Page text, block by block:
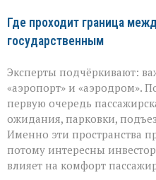
Где проходит граница
государственным
Эксперты подчёркивают:
«аэропорт» и «аэродром».
первую очередь
ожидания, парковки,
Именно эти пространства
потому интересны
влияет на комфорт